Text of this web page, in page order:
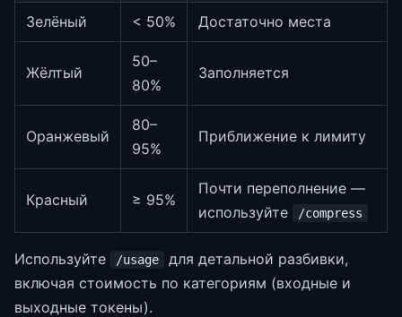
Зелёный < 50% Достаточно места
Жёлтый
50–
80%
Заполняется
Оранжевый
80–
95%
Приближение к лимиту
Красный ≥ 95%
Почти переполнение —
используйте
/compress
Используйте /usage
для детальной разбивки,
включая стоимость по категориям (входные и
выходные токены).